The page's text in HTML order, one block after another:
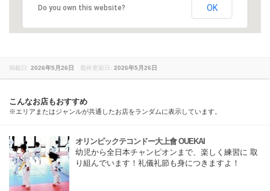
Do you own this website? OK
掲載日: 2026年5月26日 最終更新日: 2026年5月26日
こんなお店もおすすめ
※エリアまたはジャンルが共通したお店をランダムに表示しています。
オリンピックテコンドー大上會 OUEKAI
幼児から全日本チャンピオンまで、楽しく練習に 取
り組んでいます！礼儀礼節も身につきますよ！